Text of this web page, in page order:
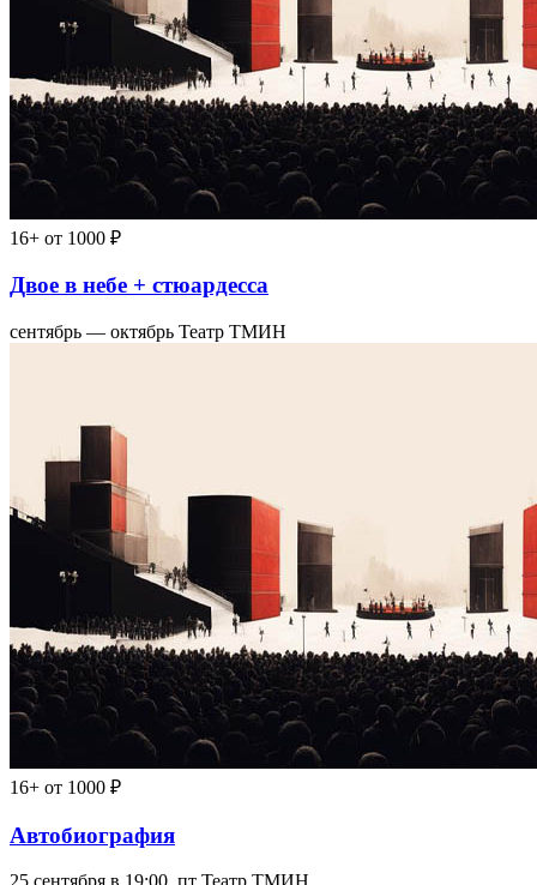
16+ от 1000 ₽
Двое в небе + стюардесса
сентябрь — октябрь Театр ТМИН
16+ от 1000 ₽
Автобиография